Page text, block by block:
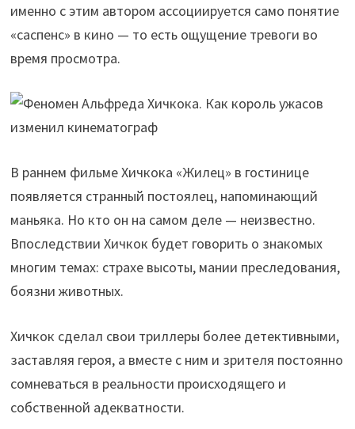
именно с этим автором ассоциируется само понятие
«саспенс» в кино — то есть ощущение тревоги во
время просмотра.
В раннем фильме Хичкока «Жилец» в гостинице
появляется странный постоялец, напоминающий
маньяка. Но кто он на самом деле — неизвестно.
Впоследствии Хичкок будет говорить о знакомых
многим темах: страхе высоты, мании преследования,
боязни животных.
Хичкок сделал свои триллеры более детективными,
заставляя героя, а вместе с ним и зрителя постоянно
сомневаться в реальности происходящего и
собственной адекватности.